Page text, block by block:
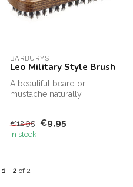
BARBURYS
Leo Military Style Brush
A beautiful beard or
mustache naturally
€12,95 €9,95
In stock
1 - 2 of 2